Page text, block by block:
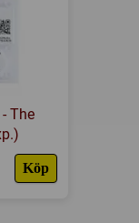
18138
The
Köp